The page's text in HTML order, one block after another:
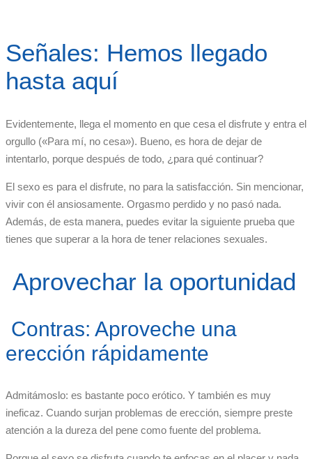
Señales: Hemos llegado
hasta aquí
Evidentemente, llega el momento en que cesa el disfrute y entra el
orgullo («Para mí, no cesa»). Bueno, es hora de dejar de
intentarlo, porque después de todo, ¿para qué continuar?
El sexo es para el disfrute, no para la satisfacción. Sin mencionar,
vivir con él ansiosamente. Orgasmo perdido y no pasó nada.
Además, de esta manera, puedes evitar la siguiente prueba que
tienes que superar a la hora de tener relaciones sexuales.
Aprovechar la oportunidad
Contras: Aproveche una
erección rápidamente
Admitámoslo: es bastante poco erótico. Y también es muy
ineficaz. Cuando surjan problemas de erección, siempre preste
atención a la dureza del pene como fuente del problema.